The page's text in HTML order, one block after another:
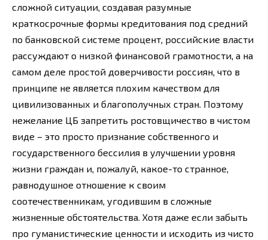
сложной ситуации, создавая разумные
краткосрочные формы кредитования под средний
по банковской системе процент, российские власти
рассуждают о низкой финансовой грамотности, а на
самом деле простой доверчивости россиян, что в
принципе не является плохим качеством для
цивилизованных и благополучных стран. Поэтому
нежелание ЦБ запретить ростовщичество в чистом
виде – это просто признание собственного и
государственного бессилия в улучшении уровня
жизни граждан и, пожалуй, какое-то странное,
равнодушное отношение к своим
соотечественникам, угодившим в сложные
жизненные обстоятельства. Хотя даже если забыть
про гуманистические ценности и исходить из чисто